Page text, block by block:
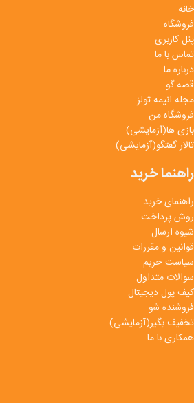
خانه
فروشگاه
پنل کاربری
تماس با ما
درباره ما
قصه گو
مجله انیمه تولز
فروشگاه من
بازی ها(آزمایشی)
تالار گفتگو(آزمایشی)
راهنما خرید
راهنمای خرید
روش پرداخت
شیوه ارسال
قوانین و مقررات
سیاست حریم
سوالات متداول
کیف پول دیجیتال
فروشنده شو
تخفیف بگیر(آزمایشی)
همکاری با ما